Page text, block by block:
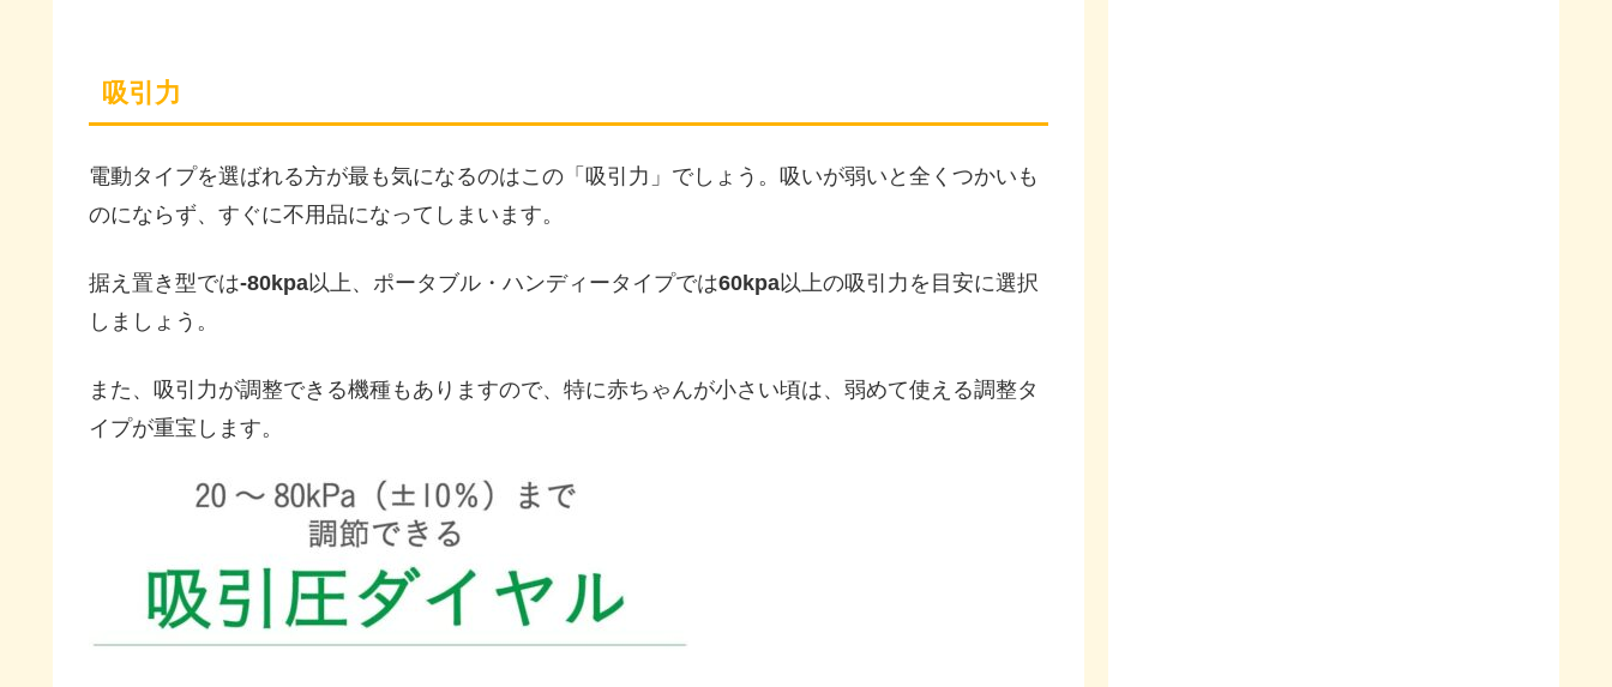
吸引力
電動タイプを選ばれる方が最も気になるのはこの「吸引力」でしょう。吸いが弱いと全くつかいも
のにならず、すぐに不用品になってしまいます。
据え置き型では-80kpa以上、ポータブル・ハンディータイプでは60kpa以上の吸引力を目安に選択
しましょう。
また、吸引力が調整できる機種もありますので、特に赤ちゃんが小さい頃は、弱めて使える調整タ
イプが重宝します。